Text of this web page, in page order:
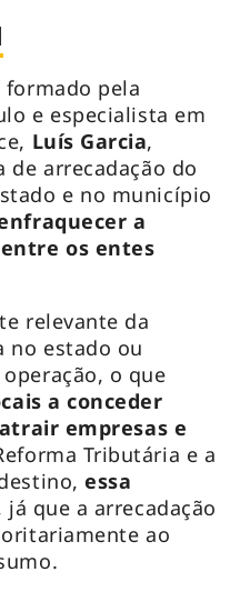
pela
e especialista em
Luís Garcia,
de arrecadação do
e no município
a
os entes
relevante da
no estado ou
o que
a conceder
empresas e
Tributária e a
essa
já que a arrecadação
ao